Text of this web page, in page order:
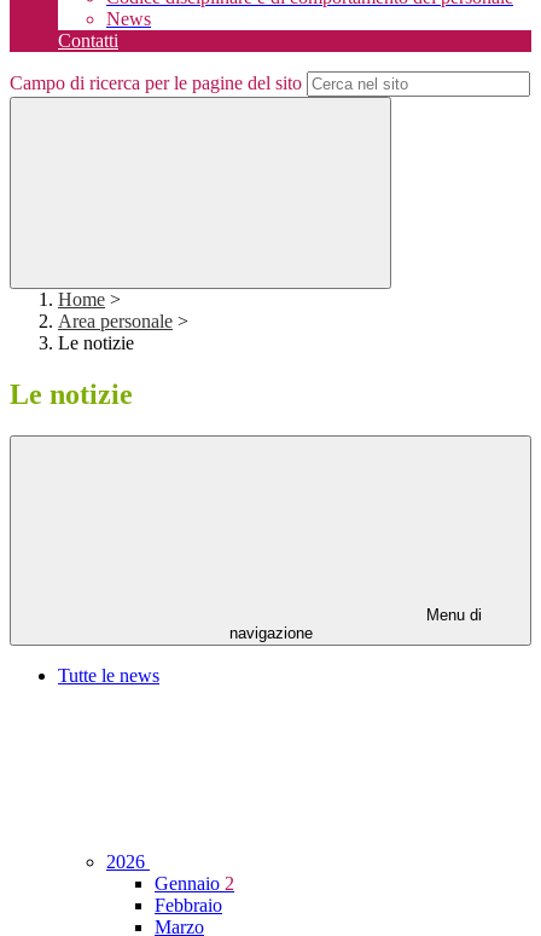
News
Contatti
Campo di ricerca per le pagine del sito
Home >
Area personale >
Le notizie
Le notizie
Menu di
navigazione
Tutte le news
2026
Gennaio 2
Febbraio
Marzo